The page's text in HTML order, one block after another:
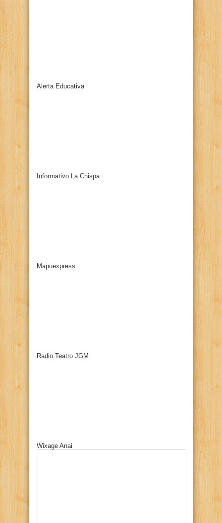
Alerta Educativa
Informativo La Chispa
Mapuexpress
Radio Teatro JGM
Wixage Anai